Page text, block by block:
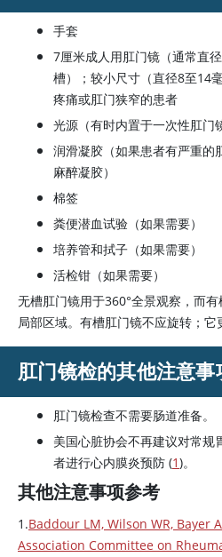
手套
7厘米成人用肛门镜（通常直
槽）；较小尺寸（直径8至14
疼痛或肛门狭窄的患者
光源（有时内置于一次性肛门
润滑凝胶（如果患者有严重的
麻醉凝胶）
棉签
粪便潜血试验（如果需要）
培养管和拭子（如果需要）
活检钳（如果需要）
无槽肛门镜用于360°全景观察，而
局部区域。有槽肛门镜不应旋转；它
肛门镜检的其他注意事
肛门镜检查不需要肠道准备。
美国心脏协会不再建议对常规
者进行心内膜炎预防 (1)。
其他注意事项参考
1.Baddour LM, Wilson WR, Bayer
Association Committee on